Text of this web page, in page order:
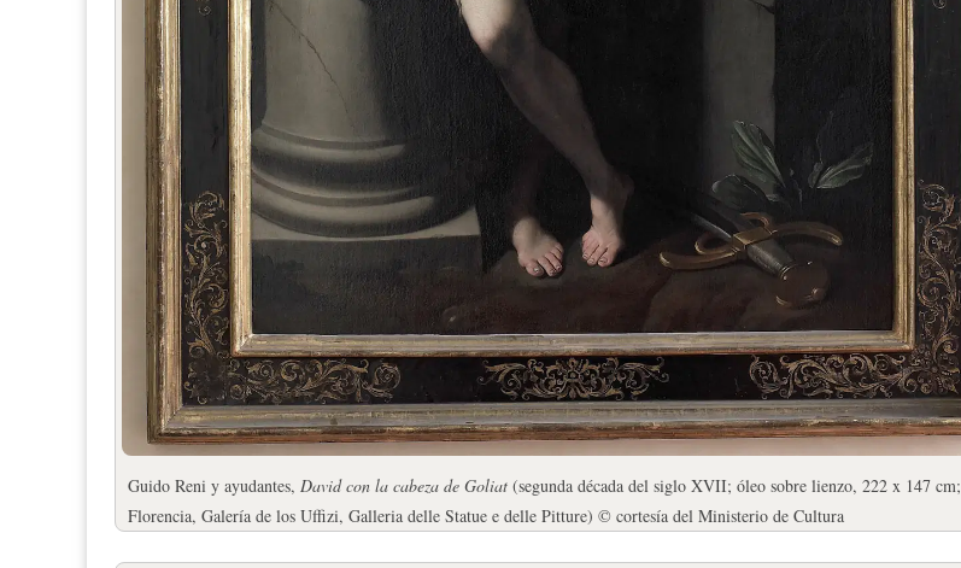
Guido Reni y ayudantes, David con la cabeza de Goliat (segunda década del siglo XVII; óleo sobre lienzo, 222 x 147 cm;
Florencia, Galería de los Uffizi, Galleria delle Statue e delle Pitture) © cortesía del Ministerio de Cultura